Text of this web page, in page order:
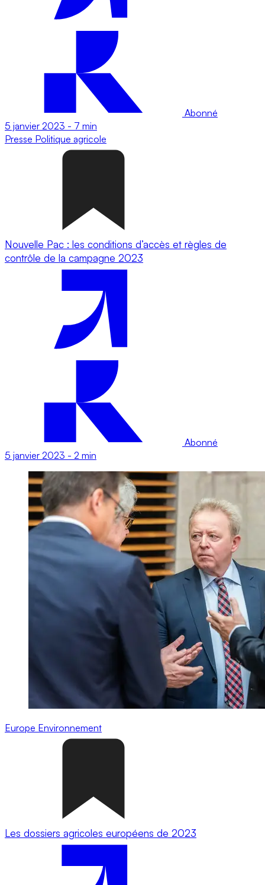
Abonné
5 janvier 2023 - 7 min
Presse Politique agricole
Nouvelle Pac : les conditions d’accès et règles de
contrôle de la campagne 2023
Abonné
5 janvier 2023 - 2 min
Europe Environnement
Les dossiers agricoles européens de 2023